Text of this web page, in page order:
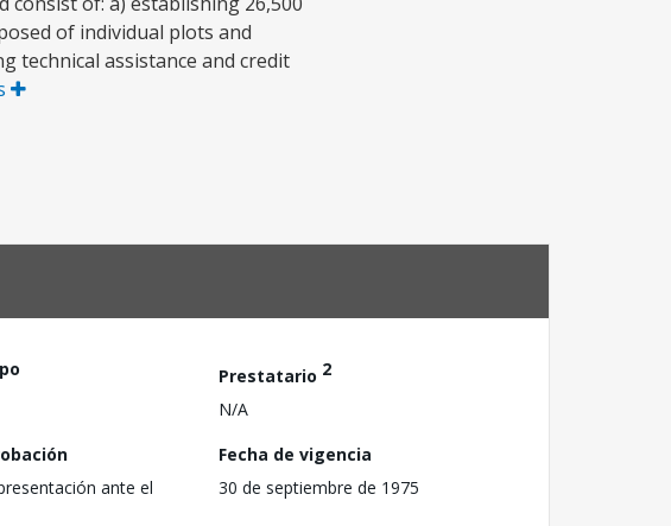
of individual plots and
technical assistance and credit
Prestatario 2
N/A
ante el
Fecha de vigencia
30 de septiembre de 1975